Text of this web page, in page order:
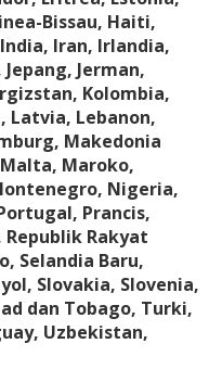
Bissau, Haiti,
Iran, Irlandia,
Jerman,
Kolombia,
Latvia, Lebanon,
Makedonia
Maroko,
Nigeria,
Prancis,
Republik Rakyat
Selandia Baru,
Slovakia, Slovenia,
dan Tobago, Turki,
Uzbekistan,